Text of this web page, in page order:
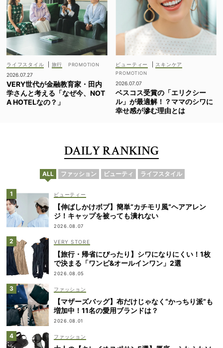
ライフスタイル
旅行
2026.07.27
VERY世代が金融教育家・田内
学さんと考える「なぜ今、NOT
A HOTELなの？」
ビューティー スキンケア
2026.07.07
ベスコス受賞の「エリクシー
ル」が最適解！？ママのシワに
幸せ感が滲む理由とは
DAILY RANKING
ALL ファッション ビューティ ライフスタイル
ビューティー
【伸ばしかけボブ】簡単“カチモリ風”ヘアアレン
ジ！キャップを被っても潰れない
2026.08.07
VERY STORE
【旅行・帰省にぴったり】シワになりにくい！1枚
で決まる「ワンピ&オールインワン」2選
2026.08.05
ファッション
【マザーズバッグ】布だけじゃなく“かっちり派”も
増加中！11名の愛用ブランドは？
2026.08.01
ファッション